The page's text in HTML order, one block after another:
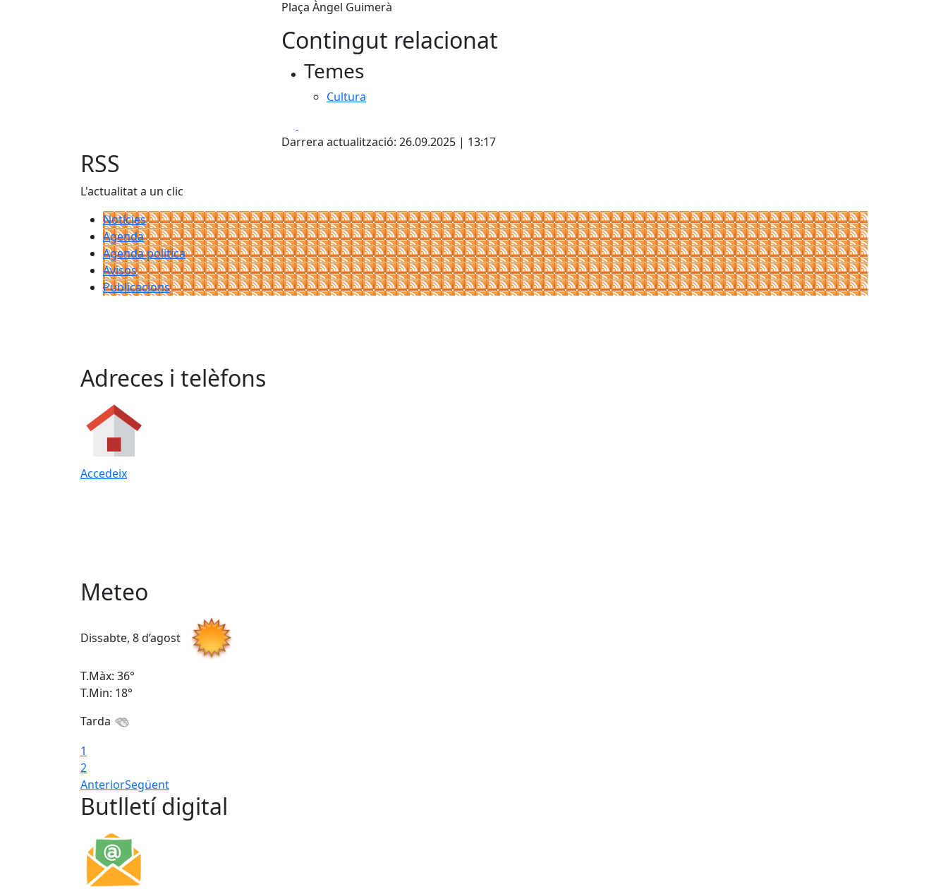
Plaça Àngel Guimerà
Contingut relacionat
Temes
Cultura
Darrera actualització: 26.09.2025 | 13:17
RSS
L'actualitat a un clic
Notícies
Agenda
Agenda política
Avisos
Publicacions
Adreces i telèfons
Accedeix
Meteo
Dissabte, 8 d’agost
T.Màx: 36°
T.Min: 18°
Tarda
1
2
AnteriorSegüent
Butlletí digital